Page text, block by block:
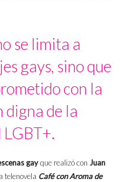
se limita a
gays, sino que
con la
digna de la
gayque realizó con Juan
telenovela Café con Aroma de